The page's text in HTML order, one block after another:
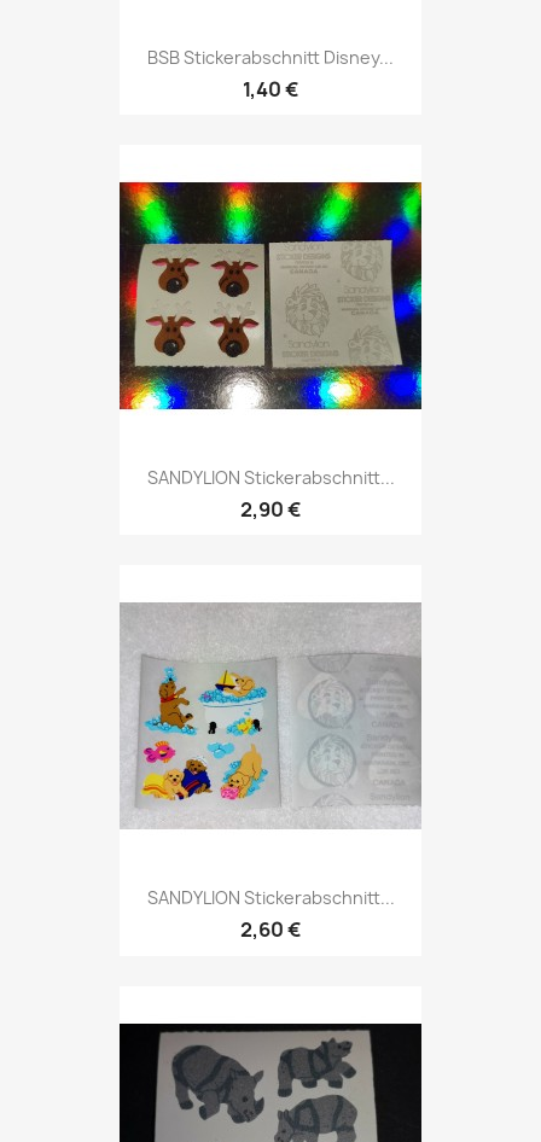
BSB Stickerabschnitt Disney...
1,40 €
SANDYLION Stickerabschnitt...
2,90 €
SANDYLION Stickerabschnitt...
2,60 €